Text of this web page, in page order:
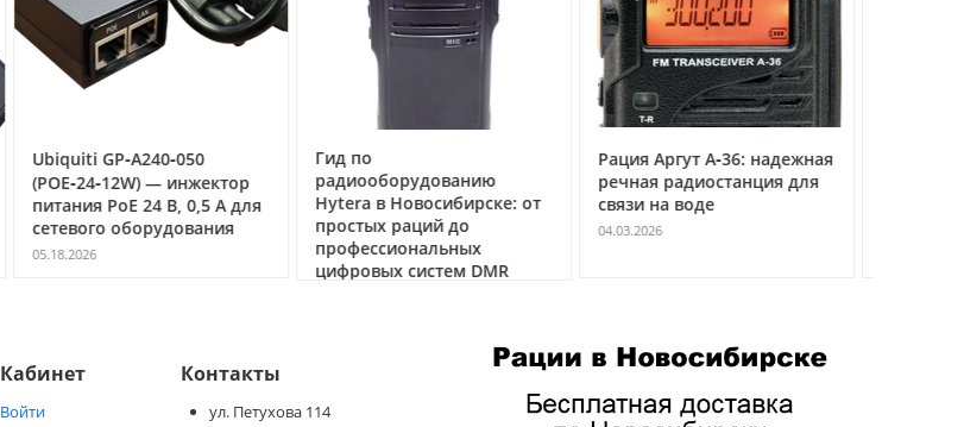
Гид по
радиооборудованию
Hytera в Новосибирске: от
простых раций до
профессиональных
Рация Аргут А‑36: надежная
речная радиостанция для
связи на воде
04.03.2026
Рация Аргут А‑12:
профессиональная
авиационная радиостанция
VHF
Кабинет
Войти
Контакты
ул. Петухова 114